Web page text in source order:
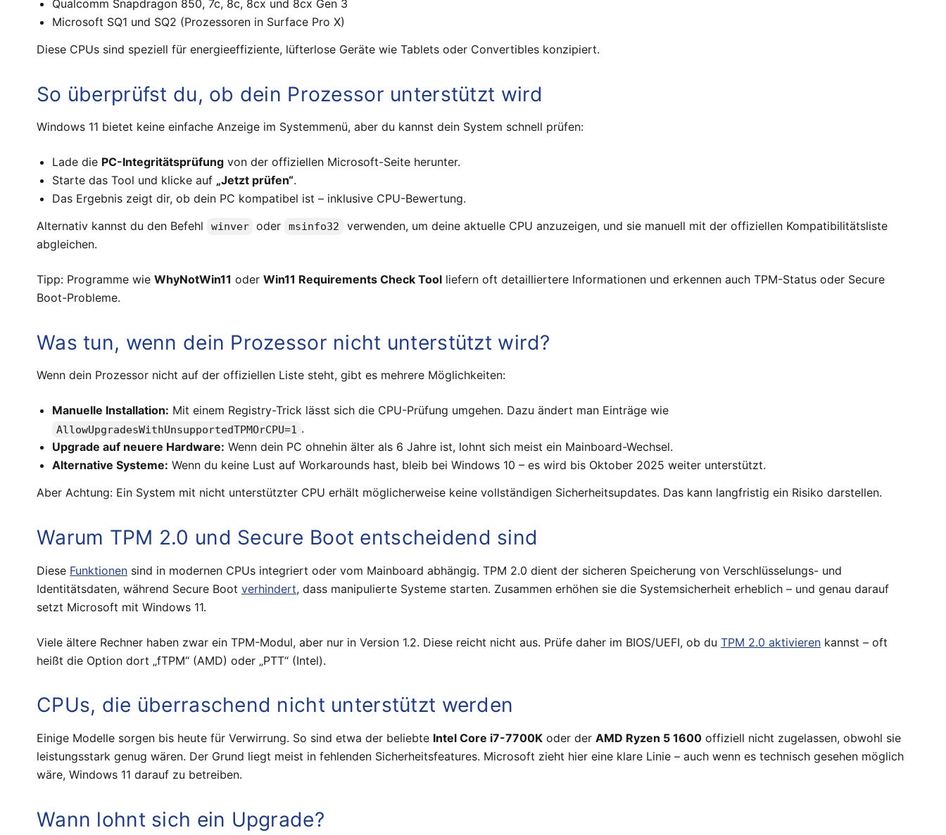
Qualcomm Snapdragon 850, 7c, 8c, 8cx und 8cx Gen 3
Microsoft SQ1 und SQ2 (Prozessoren in Surface Pro X)
Diese CPUs sind speziell für energieeffiziente, lüfterlose Geräte wie Tablets oder Convertibles konzipiert.
So überprüfst du, ob dein Prozessor unterstützt wird
Windows 11 bietet keine einfache Anzeige im Systemmenü, aber du kannst dein System schnell prüfen:
Lade die PC-Integritätsprüfung von der offiziellen Microsoft-Seite herunter.
Starte das Tool und klicke auf „Jetzt prüfen“.
Das Ergebnis zeigt dir, ob dein PC kompatibel ist – inklusive CPU-Bewertung.
Alternativ kannst du den Befehl
winver oder msinfo32
verwenden, um deine aktuelle CPU anzuzeigen, und sie manuell mit der offiziellen Kompatibilitätsliste
abgleichen.
Tipp: Programme wie WhyNotWin11 oder Win11 Requirements Check Tool liefern oft detailliertere Informationen und erkennen auch TPM-Status oder Secure
Boot-Probleme.
Was tun, wenn dein Prozessor nicht unterstützt wird?
Wenn dein Prozessor nicht auf der offiziellen Liste steht, gibt es mehrere Möglichkeiten:
Manuelle Installation: Mit einem Registry-Trick lässt sich die CPU-Prüfung umgehen. Dazu ändert man Einträge wie
AllowUpgradesWithUnsupportedTPMOrCPU=1 .
Upgrade auf neuere Hardware: Wenn dein PC ohnehin älter als 6 Jahre ist, lohnt sich meist ein Mainboard-Wechsel.
Alternative Systeme: Wenn du keine Lust auf Workarounds hast, bleib bei Windows 10 – es wird bis Oktober 2025 weiter unterstützt.
Aber Achtung: Ein System mit nicht unterstützter CPU erhält möglicherweise keine vollständigen Sicherheitsupdates. Das kann langfristig ein Risiko darstellen.
Warum TPM 2.0 und Secure Boot entscheidend sind
Diese Funktionen sind in modernen CPUs integriert oder vom Mainboard abhängig. TPM 2.0 dient der sicheren Speicherung von Verschlüsselungs- und
Identitätsdaten, während Secure Boot verhindert, dass manipulierte Systeme starten. Zusammen erhöhen sie die Systemsicherheit erheblich – und genau darauf
setzt Microsoft mit Windows 11.
Viele ältere Rechner haben zwar ein TPM-Modul, aber nur in Version 1.2. Diese reicht nicht aus. Prüfe daher im BIOS/UEFI, ob du TPM 2.0 aktivieren kannst – oft
heißt die Option dort „fTPM“ (AMD) oder „PTT“ (Intel).
CPUs, die überraschend nicht unterstützt werden
Einige Modelle sorgen bis heute für Verwirrung. So sind etwa der beliebte Intel Core i7-7700K oder der AMD Ryzen 5 1600 offiziell nicht zugelassen, obwohl sie
leistungsstark genug wären. Der Grund liegt meist in fehlenden Sicherheitsfeatures. Microsoft zieht hier eine klare Linie – auch wenn es technisch gesehen möglich
wäre, Windows 11 darauf zu betreiben.
Wann lohnt sich ein Upgrade?